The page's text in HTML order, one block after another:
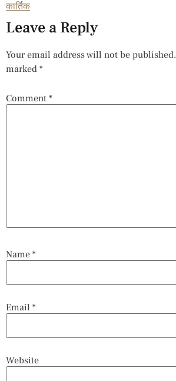
कार्तिक
Leave a Reply
Your email address will not be published.
marked *
Comment *
Name *
Email *
Website